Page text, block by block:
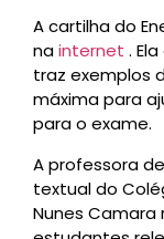
A cartilha do
nainternet .
traz exemplos
máxima para
para o exame.
A professora
textual do
Nunes Camara